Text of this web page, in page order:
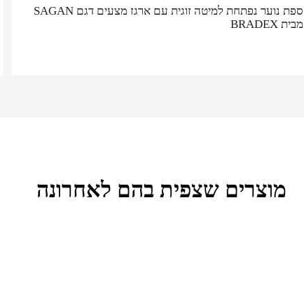
ספת נוער נפתחת למיטה זוגית עם ארגז מצעים דגם SAGAN
מבית BRADEX
מוצרים שצפית בהם לאחרונה